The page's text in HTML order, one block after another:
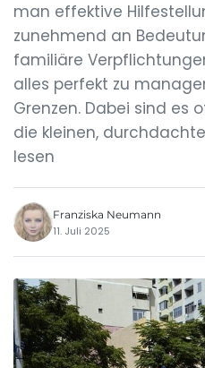
man effektive
zunehmend an
familiäre
alles perfekt zu
Grenzen. Dabei sind es
die kleinen,
lesen
Franziska Neumann
11. Juli 2025